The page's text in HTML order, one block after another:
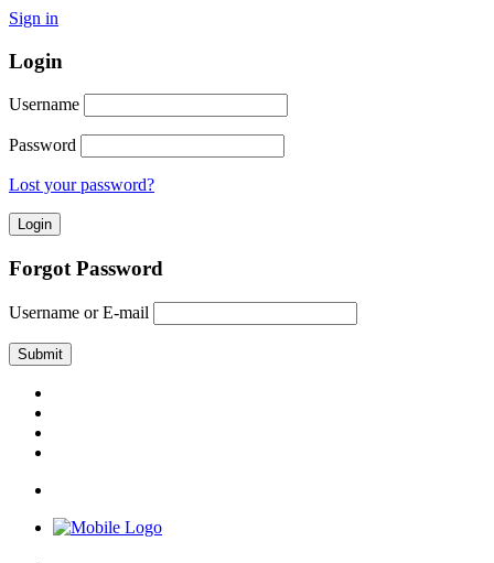
Sign in
Login
Username
Password
Lost your password?
Forgot Password
Username or E-mail